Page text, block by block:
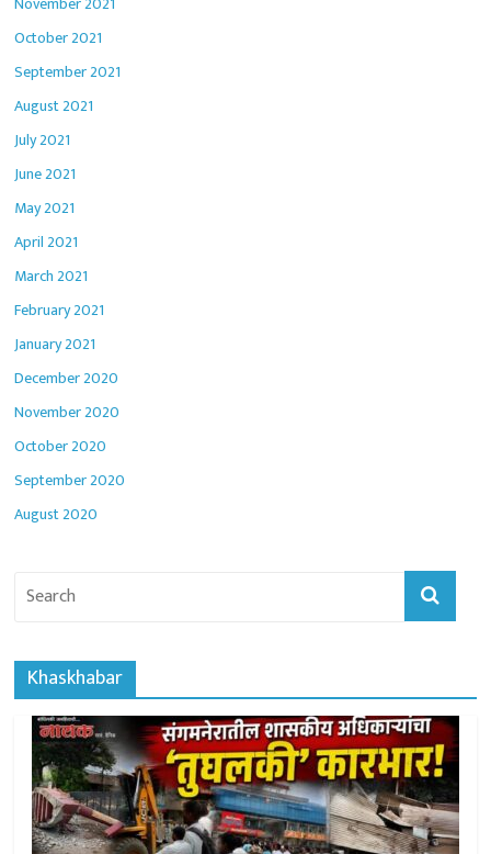
October 2021
September 2021
August 2021
July 2021
June 2021
May 2021
April 2021
March 2021
February 2021
January 2021
December 2020
November 2020
October 2020
September 2020
August 2020
Khaskhabar